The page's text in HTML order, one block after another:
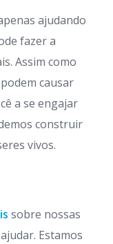
ajudando
fazer a
Assim como
causar
a se engajar
construir
vivos.
sobre nossas
Estamos